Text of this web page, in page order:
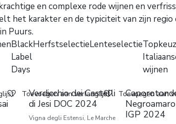
en complexe rode wijnen en
het karakter en de typiciteit van zijn regio
Puurs.
Black
Label
Days
HerfstselectieLenteselectie
wijnen
Verdicchio dei Castelli
di Jesi DOC 2024
Vigna degli Estensi, Le Marche
Toevoegen aan verlanglijst
IGP 2024
Toevoegen aan